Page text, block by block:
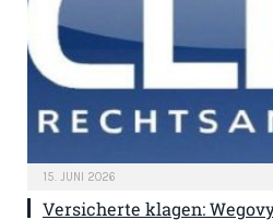
15. JUNI 2026
Versicherte klagen: